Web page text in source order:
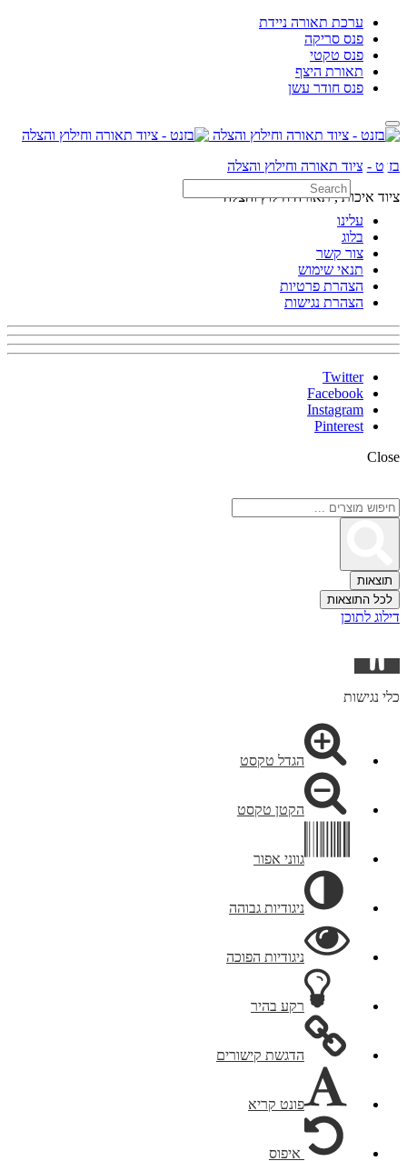
ערכת תאורה ניידת
פנס סריקה
פנס טקטי
תאורת היצף
פנס חודר עשן
בזנט - ציוד תאורה וחילוץ והצלה
ציוד איכותי, תאורה חילוץ והצלה
Search
עלינו
בלוג
צור קשר
תנאי שימוש
הצהרת פרטיות
הצהרת נגישות
Twitter
Facebook
Instagram
Pinterest
Close
Search
...
תוצאות
לכל התוצאות
דילוג לתוכן
נגישות
כלי נגישות
הגדל טקסט
הקטן טקסט
גווני אפור
ניגודיות גבוהה
ניגודיות הפוכה
רקע בהיר
הדגשת קישורים
פונט קריא
איפוס